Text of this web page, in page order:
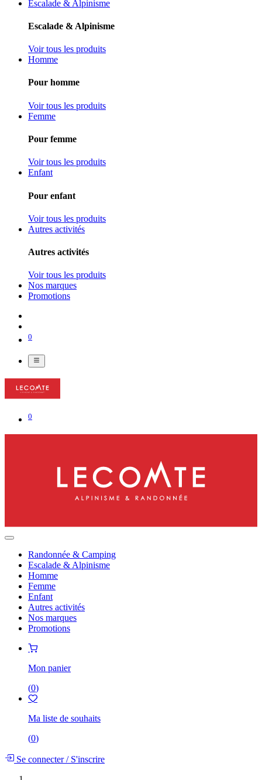
Escalade & Alpinisme
Escalade & Alpinisme
Voir tous les produits
Homme
Pour homme
Voir tous les produits
Femme
Pour femme
Voir tous les produits
Enfant
Pour enfant
Voir tous les produits
Autres activités
Autres activités
Voir tous les produits
Nos marques
Promotions
0
0
Randonnée & Camping
Escalade & Alpinisme
Homme
Femme
Enfant
Autres activités
Nos marques
Promotions
Mon panier
(0)
Ma liste de souhaits
(0)
Se connecter/S'inscrire